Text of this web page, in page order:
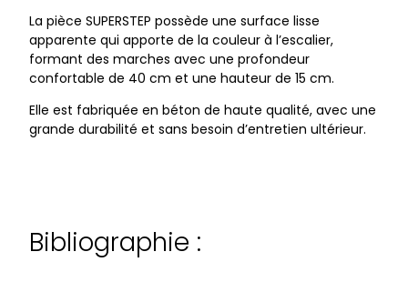
La pièce SUPERSTEP possède une surface lisse
apparente qui apporte de la couleur à l’escalier,
formant des marches avec une profondeur
confortable de 40 cm et une hauteur de 15 cm.
Elle est fabriquée en béton de haute qualité, avec une
grande durabilité et sans besoin d’entretien ultérieur.
Bibliographie :